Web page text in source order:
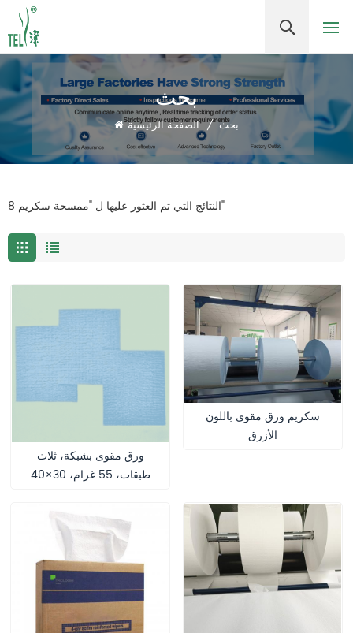
بحث
الصفحة الرئيسية / بحث
8 النتائج التي تم العثور عليها ل "ممسحة سكريم"
ورق مقوى بشبكة، ثلاث
طبقات، 55 غرام، 30×40
على شهادة CE للاستخدام
الطبي والمطبخي
سكريم ورق مقوى باللون
الأزرق